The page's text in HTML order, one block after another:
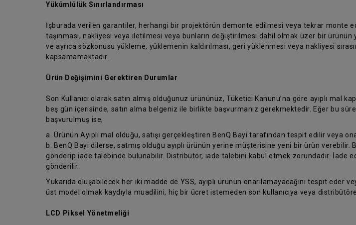
Yükümlülük Sınırlandırması
İşburada verilen garantiler, herhangi bir projektörün demonte edilmesi veya tekrar monte
taşınması, nakliyesi veya iletilmesi veya bunların değiştirilmesi dahil olmak üzer bir
ve ayrıca sözkonusu yükleme, yüklemenin kaldırılması, geri yüklenmesi veya nakliyesi
kapsamamaktadır.
Ürün Değişimini Gerektiren Durumlar
Son Kullanıcı olarak satın almış olduğunuz ürününüz, Tüketici Kanunu’na göre ayıplı mal
beş gün içerisinde, satın alma belgeniz ile birlikte başvurmanız gerekmektedir. Eğer bu
başvurulmuş ise;
a. Ürünün Ayıplı mal olduğu, satışı gerçekleştiren BenQ Bayi tarafından tespit edilir veya
b. BenQ Bayi dilerse, satmış olduğu ayıplı ürünün yerine müşterisine yeni bir ürün
gönderip iade talebinde bulunabilir. Distribütör, iade talebini kabul etmek zorundadır. İade
gönderilir.
Yukarıda oluşabilecek her iki madde de YSS, ayıplı ürünün onarılamayacağını tespit eder
üst model olmak kaydıyla muadilini, hiç bir ücret istemeden son kullanıcıya veya
LCD Piksel Yönetmeliği